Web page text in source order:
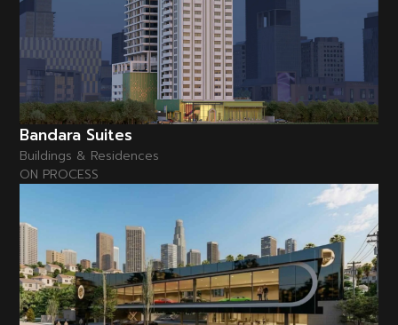
Bandara Suites
Buildings & Residences
ON PROCESS